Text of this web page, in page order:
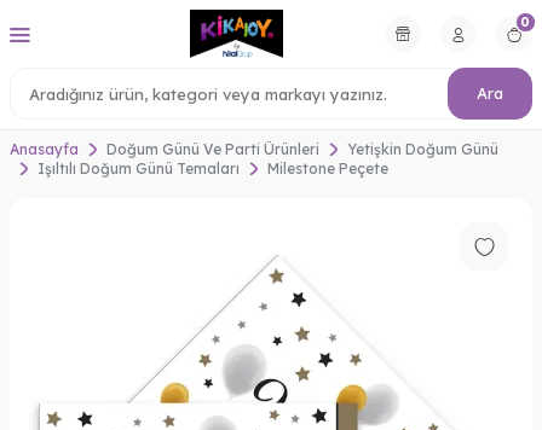
Ara
0
Anasayfa Doğum Günü Ve Parti Ürünleri
Yetişkin Doğum Günü
Işıltılı Doğum Günü Temaları
Milestone Peçete